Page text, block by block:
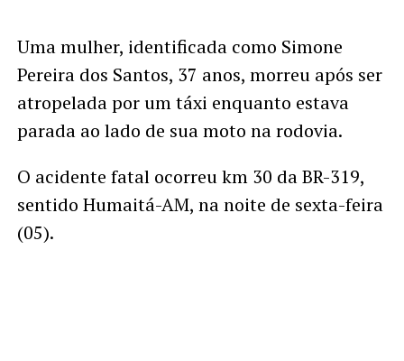
Uma mulher, identificada como Simone
Pereira dos Santos, 37 anos, morreu após ser
atropelada por um táxi enquanto estava
parada ao lado de sua moto na rodovia.
O acidente fatal ocorreu km 30 da BR-319,
sentido Humaitá-AM, na noite de sexta-feira
(05).